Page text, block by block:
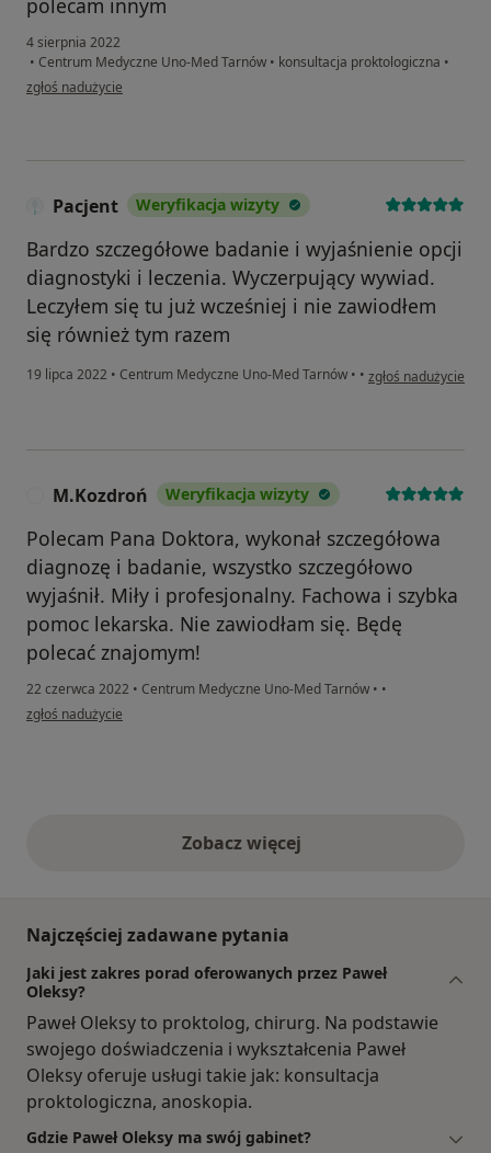
polecam innym
4 sierpnia 2022
• Centrum Medyczne Uno-Med Tarnów • konsultacja proktologiczna •
w opinii użytkownika Renata
zgłoś nadużycie
Pacjent Weryfikacja wizyty
Bardzo szczegółowe badanie i wyjaśnienie opcji
diagnostyki i leczenia. Wyczerpujący wywiad.
Leczyłem się tu już wcześniej i nie zawiodłem
się również tym razem
19 lipca 2022 • Centrum Medyczne Uno-Med Tarnów • • w opinii
zgłoś nadużycie
M.Kozdroń Weryfikacja wizyty
Polecam Pana Doktora, wykonał szczegółowa
diagnozę i badanie, wszystko szczegółowo
wyjaśnił. Miły i profesjonalny. Fachowa i szybka
pomoc lekarska. Nie zawiodłam się. Będę
polecać znajomym!
22 czerwca 2022 • Centrum Medyczne Uno-Med Tarnów • •
w opinii użytkownika M.Kozdroń
zgłoś nadużycie
Zobacz więcejopinie powyżej
Najczęściej zadawane pytania
Jaki jest zakres porad oferowanych przez Paweł
Oleksy?
Paweł Oleksy to proktolog, chirurg. Na podstawie
swojego doświadczenia i wykształcenia Paweł
Oleksy oferuje usługi takie jak: konsultacja
proktologiczna, anoskopia.
Gdzie Paweł Oleksy ma swój gabinet?